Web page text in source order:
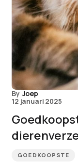
By Joep
12 januari 2025
GOEDKOOPSTE